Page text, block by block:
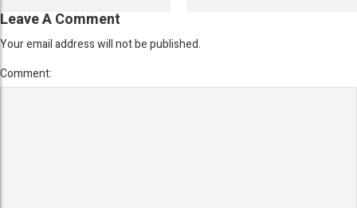
Leave A Comment
Your email address will not be published.
Comment: